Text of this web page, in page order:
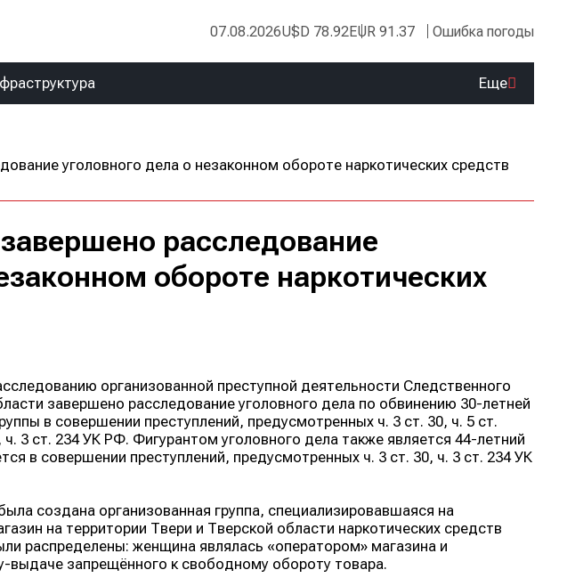
07.08.2026USD 78.92EUR 91.37 Ошибка погоды
Еще
расследование
обороте наркотических
организованной преступной деятельности Следственного
завершено расследование уголовного дела по обвинению 30-летней
в совершении преступлений, предусмотренных ч. 3 ст. 30, ч. 5 ст.
3 ст. 234 УК РФ. Фигурантом уголовного дела также является 44-летний
в совершении преступлений, предусмотренных ч. 3 ст. 30, ч. 3 ст. 234 УК
создана организованная группа, специализировавшаяся на
на территории Твери и Тверской области наркотических средств
распределены: женщина являлась «оператором» магазина и
выдаче запрещённого к свободному обороту товара.